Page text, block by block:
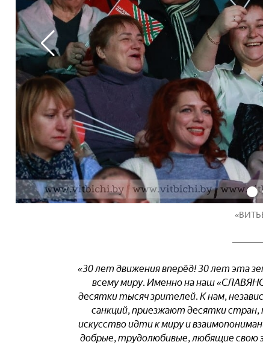
«30 лет движения вперёд! 30 лет эта
всему миру. Именно на наш
десятки тысяч зрителей. К нам,
санкций, приезжают десятки стран,
искусство идти к миру и
добрые, трудолюбивые, любящие свою